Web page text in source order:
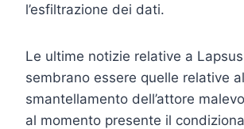
l’esfiltrazione dei dati.
Le ultime notizie relative a
sembrano essere quelle relative
smantellamento dell’attore
al momento presente il